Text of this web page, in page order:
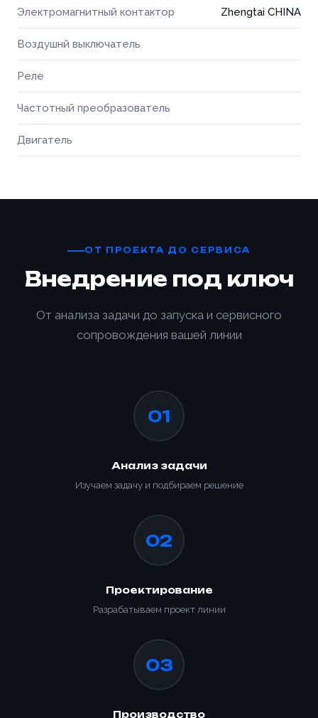
Электромагнитный контактор Zhengtai CHINA
Воздушнй выключатель
Реле
Частотный преобразователь
Двигатель
ОТ ПРОЕКТА ДО СЕРВИСА
Внедрение под ключ
От анализа задачи до запуска и сервисного
сопровождения вашей линии
01
Анализ задачи
Изучаем задачу и подбираем решение
02
Проектирование
Разрабатываем проект линии
03
Производство
ОПТИМИЗАЦИЯ